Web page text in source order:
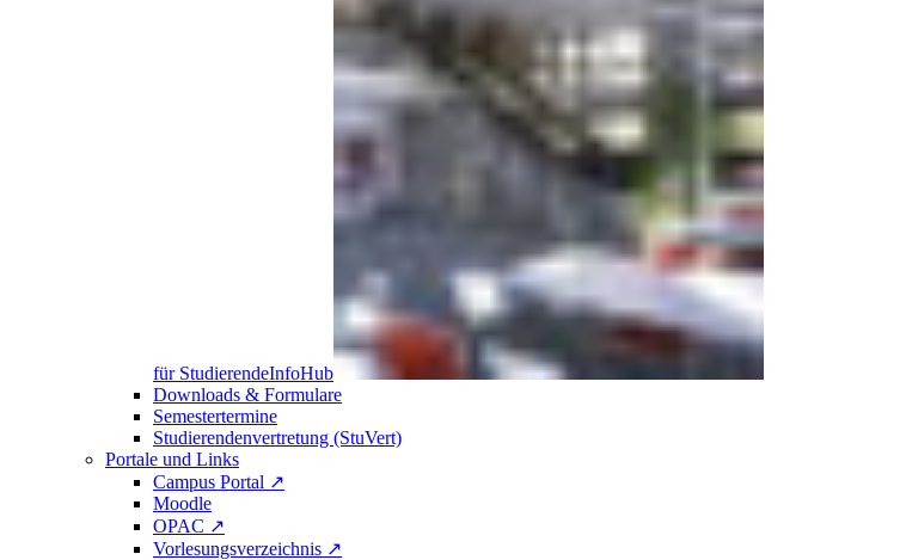
für StudierendeInfoHub
Downloads & Formulare
Semestertermine
Studierendenvertretung (StuVert)
Portale und Links
Campus Portal ↗
Moodle
OPAC ↗
Vorlesungsverzeichnis ↗